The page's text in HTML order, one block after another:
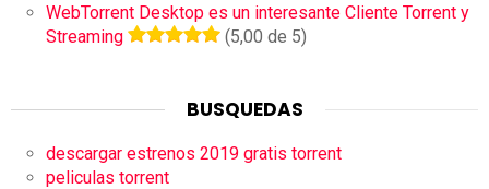
WebTorrent Desktop es un interesante Cliente Torrent y
Streaming
(5,00 de 5)
BUSQUEDAS
descargar estrenos 2019 gratis torrent
peliculas torrent